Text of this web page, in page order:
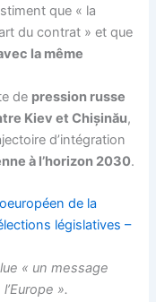
que « la
du contrat » et que
la même
de pression russe
Kiev et Chișinău,
d’intégration
à l’horizon 2030.
de la
législatives –
« un message
».